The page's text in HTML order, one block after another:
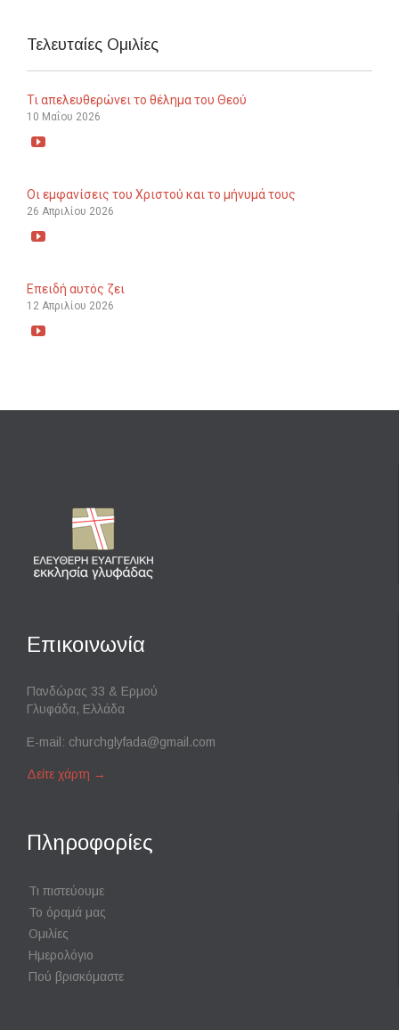
Τελευταίες Ομιλίες
Τι απελευθερώνει το θέλημα του Θεού
10 Μαΐου 2026

Οι εμφανίσεις του Χριστού και το μήνυμά τους
26 Απριλίου 2026

Επειδή αυτός ζει
12 Απριλίου 2026

Επικοινωνία
Πανδώρας 33 & Ερμού
Γλυφάδα, Ελλάδα
E-mail: churchglyfada@gmail.com
Δείτε χάρτη →
Πληροφορίες
Τι πιστεύουμε
Το όραμά μας
Ομιλίες
Ημερολόγιο
Πού βρισκόμαστε